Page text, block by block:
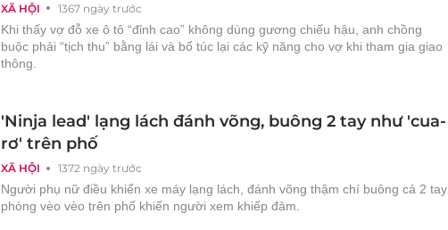
XÃ HỘI 1367 ngày trước
Khi thấy vợ đỗ xe ô tô “đỉnh cao” không dùng gương chiếu hậu, anh chồng
buộc phải “tịch thu” bằng lái và bổ túc lại các kỹ năng cho vợ khi tham gia giao
thông.
XÃ HỘI 1372 ngày trước
'Ninja lead' lạng lách đánh võng, buông 2 tay như 'cua-
rơ' trên phố
Người phụ nữ điều khiển xe máy lạng lách, đánh võng thậm chí buông cả 2 tay
phóng vèo vèo trên phố khiến người xem khiếp đảm.